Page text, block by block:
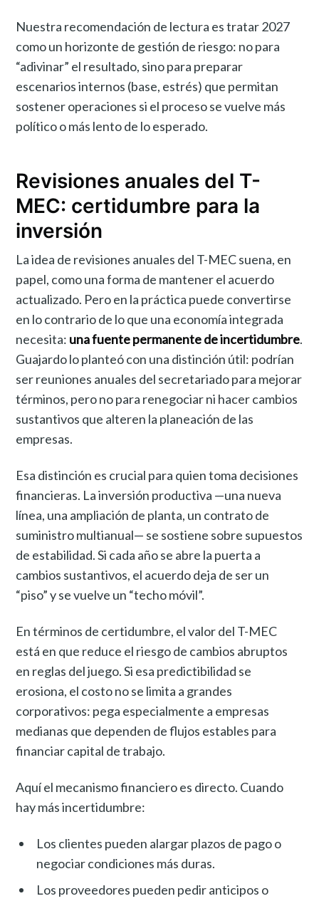
Nuestra recomendación de lectura es tratar 2027
como un horizonte de gestión de riesgo: no para
“adivinar” el resultado, sino para preparar
escenarios internos (base, estrés) que permitan
sostener operaciones si el proceso se vuelve más
político o más lento de lo esperado.
Revisiones anuales del T-
MEC: certidumbre para la
inversión
La idea de revisiones anuales del T-MEC suena, en
papel, como una forma de mantener el acuerdo
actualizado. Pero en la práctica puede convertirse
en lo contrario de lo que una economía integrada
necesita: una fuente permanente de incertidumbre.
Guajardo lo planteó con una distinción útil: podrían
ser reuniones anuales del secretariado para mejorar
términos, pero no para renegociar ni hacer cambios
sustantivos que alteren la planeación de las
empresas.
Esa distinción es crucial para quien toma decisiones
financieras. La inversión productiva —una nueva
línea, una ampliación de planta, un contrato de
suministro multianual— se sostiene sobre supuestos
de estabilidad. Si cada año se abre la puerta a
cambios sustantivos, el acuerdo deja de ser un
“piso” y se vuelve un “techo móvil”.
En términos de certidumbre, el valor del T-MEC
está en que reduce el riesgo de cambios abruptos
en reglas del juego. Si esa predictibilidad se
erosiona, el costo no se limita a grandes
corporativos: pega especialmente a empresas
medianas que dependen de flujos estables para
financiar capital de trabajo.
Aquí el mecanismo financiero es directo. Cuando
hay más incertidumbre:
Los clientes pueden alargar plazos de pago o
negociar condiciones más duras.
Los proveedores pueden pedir anticipos o